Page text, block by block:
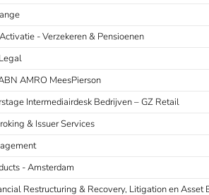
- Verzekeren & Pensioenen
AMRO MeesPierson
Intermediairdesk Bedrijven – GZ Retail
& Issuer Services
- Amsterdam
Restructuring & Recovery, Litigation en Asset